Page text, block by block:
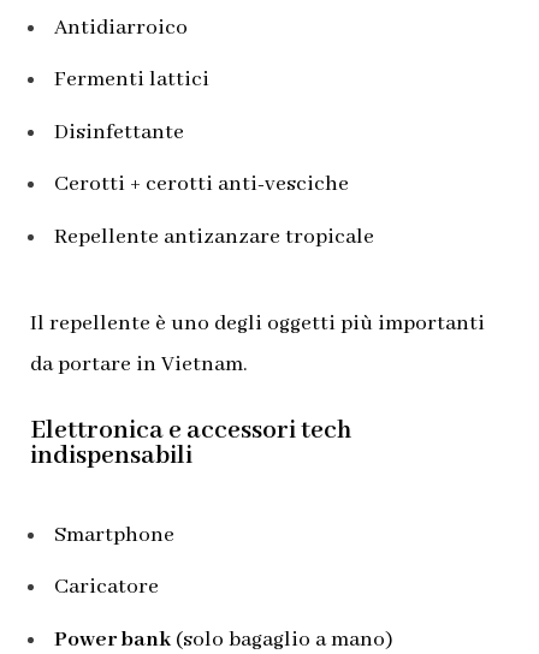
Antidiarroico
Fermenti lattici
Disinfettante
Cerotti + cerotti anti-vesciche
Repellente antizanzare tropicale
Il repellente è uno degli oggetti più importanti
da portare in Vietnam.
Elettronica e accessori tech
indispensabili
Smartphone
Caricatore
Power bank (solo bagaglio a mano)